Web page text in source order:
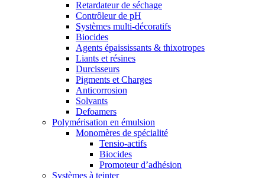
Retardateur de séchage
Contrôleur de pH
Systèmes multi-décoratifs
Biocides
Agents épaississants & thixotropes
Liants et résines
Durcisseurs
Pigments et Charges
Anticorrosion
Solvants
Defoamers
Polymérisation en émulsion
Monomères de spécialité
Tensio-actifs
Biocides
Promoteur d’adhésion
Systèmes à teinter